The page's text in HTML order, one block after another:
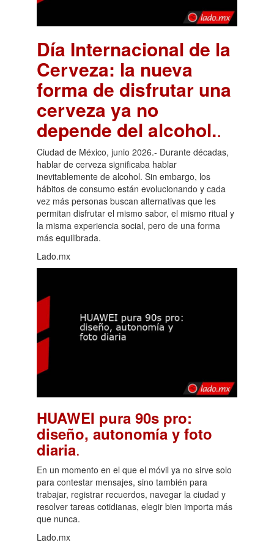
Día Internacional de la
Cerveza: la nueva
forma de disfrutar una
cerveza ya no
depende del alcohol..
Ciudad de México, junio 2026.- Durante décadas,
hablar de cerveza significaba hablar
inevitablemente de alcohol. Sin embargo, los
hábitos de consumo están evolucionando y cada
vez más personas buscan alternativas que les
permitan disfrutar el mismo sabor, el mismo ritual y
la misma experiencia social, pero de una forma
más equilibrada.
Lado.mx
HUAWEI pura 90s pro:
diseño, autonomía y foto
diaria.
En un momento en el que el móvil ya no sirve solo
para contestar mensajes, sino también para
trabajar, registrar recuerdos, navegar la ciudad y
resolver tareas cotidianas, elegir bien importa más
que nunca.
Lado.mx